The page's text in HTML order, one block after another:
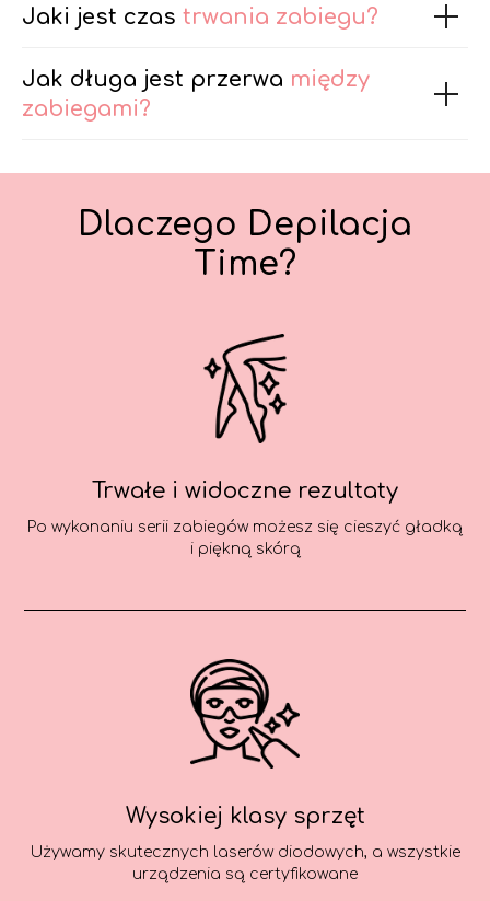
Jaki jest czas trwania zabiegu?
Jak długa jest przerwa między
zabiegami?
Dlaczego Depilacja
Time?
Trwałe i widoczne rezultaty
Po wykonaniu serii zabiegów możesz się cieszyć gładką
i piękną skórą
Wysokiej klasy sprzęt
Używamy skutecznych laserów diodowych, a wszystkie
urządzenia są certyfikowane